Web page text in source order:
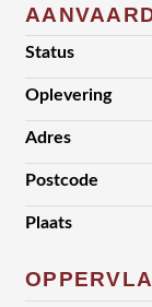
Status
Oplevering
Adres
Postcode
Plaats